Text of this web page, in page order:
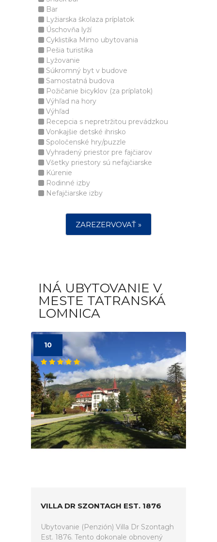
Bar
Lyžiarska školaza príplatok
Úschovňa lyží
Cyklistika Mimo ubytovania
Pešia turistika
Lyžovanie
Súkromný byt v budove
Samostatná budova
Požičanie bicyklov (za príplatok)
Výhľad na hory
Výhľad
Recepcia s nepretržitou prevádzkou
Vonkajšie detské ihrisko
Spoločenské hry/puzzle
Vyhradený priestor pre fajčiarov
Všetky priestory sú nefajčiarske
Kúrenie
Rodinné izby
Nefajčiarske izby
ZAREZERVOVAŤ »
INÁ UBYTOVANIE V
MESTE TATRANSKÁ
LOMNICA
10
VILLA DR SZONTAGH EST. 1876
Ubytovanie (Penzión) Villa Dr Szontagh
Est. 1876. Tento dokonale obnovený